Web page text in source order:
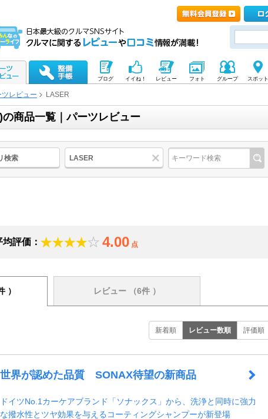
ブログ イイね！ レビュー フォト グループ スポット
ツレビュー LASER
商品一覧｜パーツレビュー
検索 LASER
均評価： 4.00 点
） レビュー （6件 ）
新着順 レビュー数順 評価順
世界が認めた品質 SONAX待望の新商品
ドイツNo.1カーケアブランド「ソナックス」から、洗浄と同時に強力
な撥水性とツヤ効果を与えるコーティングシャンプーが新登場